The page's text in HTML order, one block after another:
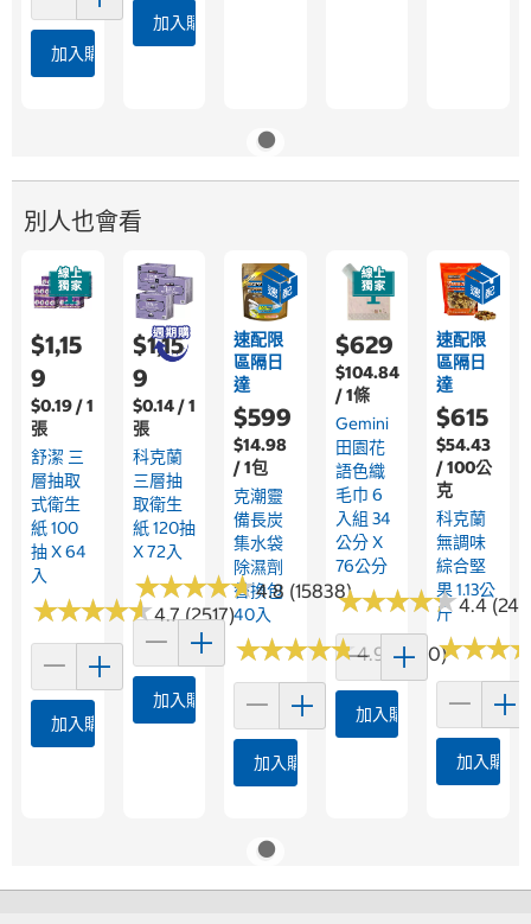
加入購物車
加入購物車
別人也會看
$1,15
9
$0.19 / 1
張
舒潔 三
層抽取
式衛生
紙 100
抽 X 64
入
★★★★★
★★★★★4.7 (2517)
加入購物車
$1,15
9
$0.14 / 1
張
科克蘭
三層抽
取衛生
紙 120抽
X 72入
★★★★★
★★★★★4.8 (15838)
加入購物車
速配限
區隔日
達
$599
$14.98
/ 1包
克潮靈
備長炭
集水袋
除濕劑
替換包
40入
★★★★★
★★★★★4.9 (2070)
加入購物車
$629
$104.84
/ 1條
Gemini
田園花
語色織
毛巾 6
入組 34
公分 X
76公分
★★★★★
★★★★★4.4 (24)
加入購物車
速配限
區隔日
達
$615
$54.43
/ 100公
克
科克蘭
無調味
綜合堅
果 1.13公
斤
★★★
★★★
加入購物